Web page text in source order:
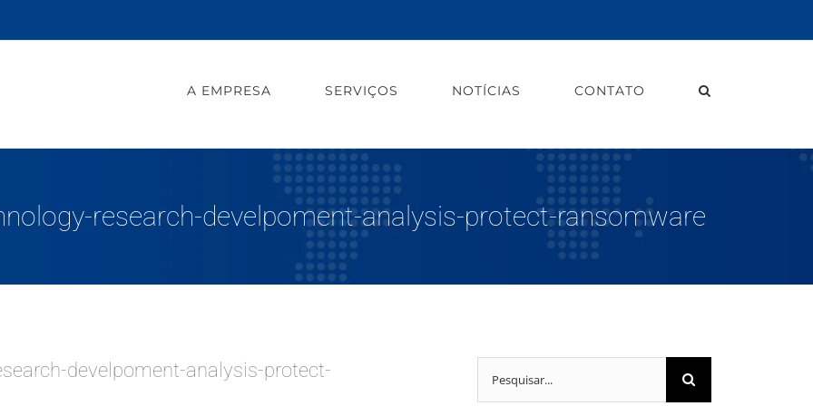
A EMPRESA SERVIÇOS NOTÍCIAS CONTATO
research-develpoment-analysis-protect-ransomware
develpoment-analysis-protect-